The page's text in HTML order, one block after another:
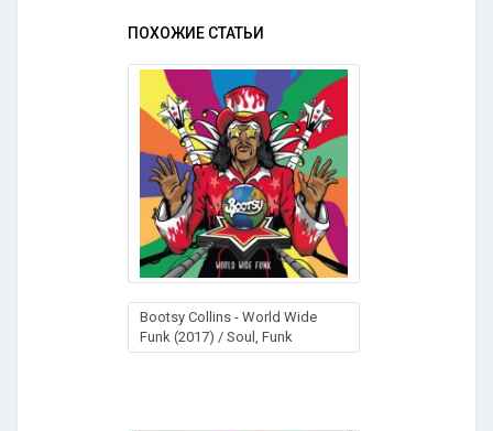
ПОХОЖИЕ СТАТЬИ
Bootsy Collins - World Wide
Funk (2017) / Soul, Funk